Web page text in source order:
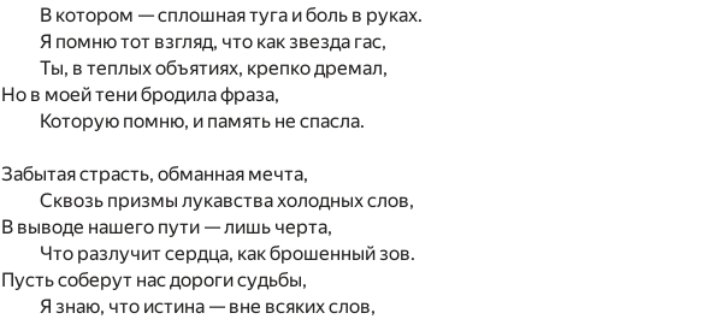
В котором — сплошная туга и боль в руках.
Я помню тот взгляд, что как звезда гас,
Ты, в теплых объятиях, крепко дремал,
Но в моей тени бродила фраза,
Которую помню, и память не спасла.
Забытая страсть, обманная мечта,
Сквозь призмы лукавства холодных слов,
В выводе нашего пути — лишь черта,
Что разлучит сердца, как брошенный зов.
Пусть соберут нас дороги судьбы,
Я знаю, что истина — вне всяких слов,